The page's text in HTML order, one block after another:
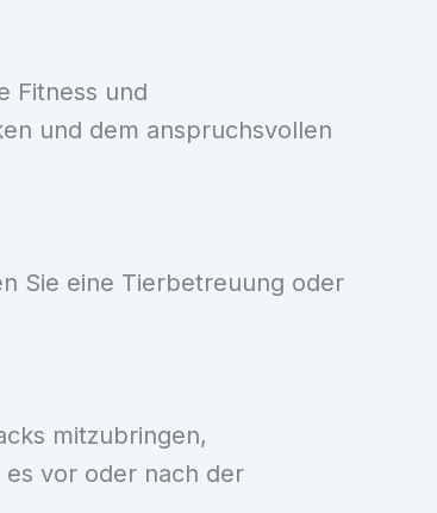
Fitness und
und dem anspruchsvollen
Sie eine Tierbetreuung oder
mitzubringen,
vor oder nach der